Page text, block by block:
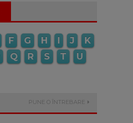
F G H I J
K
Q R S T
U
PUNE O ÎNTREBARE